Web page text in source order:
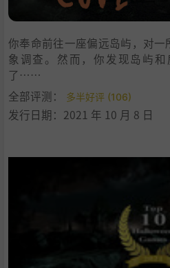
你奉命前往一座偏远岛屿，对
象调查。然而，你发现岛屿
了……
全部评测：
多半好评 (106)
发行日期：2021 年 10 月 8 日